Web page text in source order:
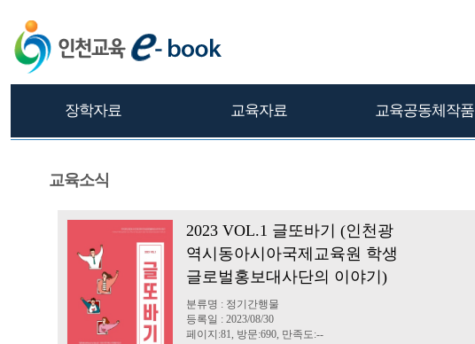
장학자료 교육자료 교육공동체작품
교육소식
2023 VOL.1 글또바기 (인천광
역시동아시아국제교육원 학생
글로벌홍보대사단의 이야기)
분류명 : 정기간행물
등록일 : 2023/08/30
페이지:81, 방문:690, 만족도:--